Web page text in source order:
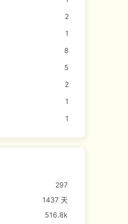
2
1
8
5
2
1
1
297
1437 天
516.8k